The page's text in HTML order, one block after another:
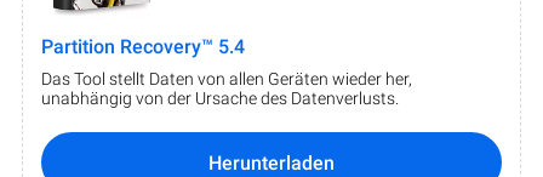
Partition Recovery™ 5.4
Das Tool stellt Daten von allen Geräten wieder her,
unabhängig von der Ursache des Datenverlusts.
Herunterladen